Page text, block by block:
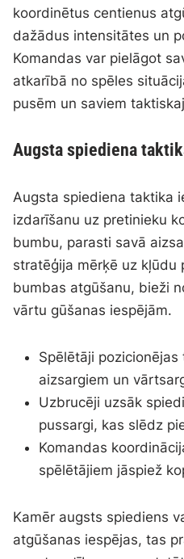
koordinētus centienus
dažādus intensitātes un
Komandas var pielāgot
atkarībā no spēles
pusēm un saviem
Augsta spiediena
Augsta spiediena taktika
izdarīšanu uz pretinieku
bumbu, parasti savā
stratēģija mērķē uz kļūdu
bumbas atgūšanu, bieži
vārtu gūšanas iespējām.
Spēlētāji
aizsargiem un
Uzbrucēji uzsāk
pussargi, kas slēdz
Komandas
spēlētājiem jāspiež
Kamēr augsts spiediens
atgūšanas iespējas, tas